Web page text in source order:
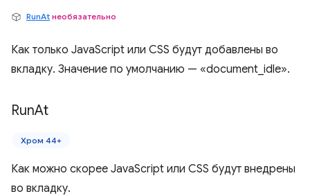
RunAt необязательно
Как только JavaScript или CSS будут добавлены во
вкладку. Значение по умолчанию — «document_idle».
RunAt
Хром 44+
Как можно скорее JavaScript или CSS будут внедрены
во вкладку.